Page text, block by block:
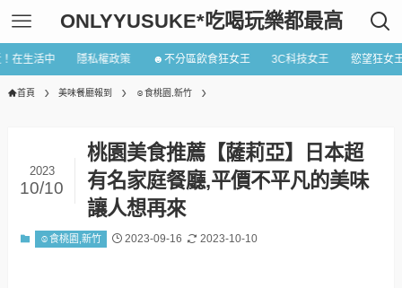
ONLYYUSUKE*吃喝玩樂都最高
在生活中 隱私權政策 ☻不分區飲食狂女王 3C科技女王 慾望狂女
首頁 美味餐廳報到 ☺食桃園,新竹
桃園美食推薦【薩莉亞】日本超
有名家庭餐廳,平價不平凡的美味
讓人想再來
2023
10/10
☺食桃園,新竹 2023-09-16 2023-10-10